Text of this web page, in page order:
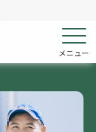
メニュー